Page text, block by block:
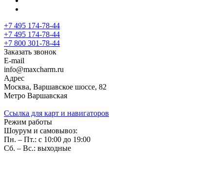
+7 495 174-78-44
+7 495 174-78-44
+7 800 301-78-44
Заказать звонок
E-mail
info@maxcharm.ru
Адрес
Москва, Варшавское шоссе, 82
Метро Варшавская
Ссылка для карт и навигаторов
Режим работы
Шоурум и самовывоз:
Пн. – Пт.: с 10:00 до 19:00
Сб. – Вс.: выходные